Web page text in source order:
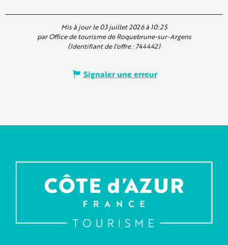
Mis à jour le 03 juillet 2026 à 10:25
par Office de tourisme de Roquebrune-sur-Argens
(Identifiant de l'offre :744442)
Signaler une erreur